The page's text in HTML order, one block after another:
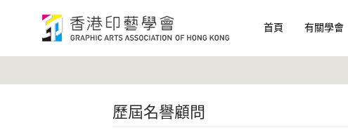
首頁 有關學會
歷屆名譽顧問